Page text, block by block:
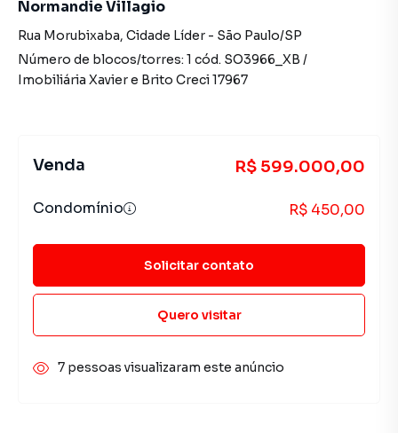
Normandie Villagio
Rua Morubixaba, Cidade Líder - São Paulo/SP
Número de blocos/torres: 1 cód. SO3966_XB /
Imobiliária Xavier e Brito Creci17967
Venda R$ 599.000,00
Condomínio R$ 450,00
Solicitar contato
Quero visitar
7 pessoas visualizaram este anúncio